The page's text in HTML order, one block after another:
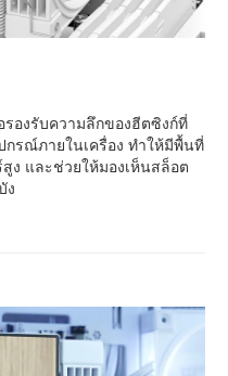
องรับความลึกของฮีตซิงก์ที่
กรณ์ภายในเครื่อง ทำให้มีพื้นที่
ง และช่วยให้มองเห็นสล็อต
ง